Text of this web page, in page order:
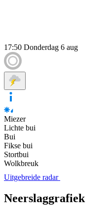
17:50 Donderdag 6 aug
Miezer
Lichte bui
Bui
Fikse bui
Stortbui
Wolkbreuk
Uitgebreide radar
Neerslaggrafiek